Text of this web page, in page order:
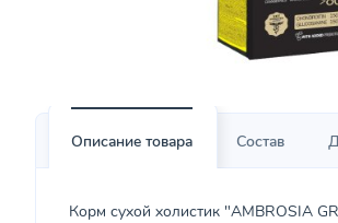
Описание товара Состав
Корм сухой холистик "AMBROSIA